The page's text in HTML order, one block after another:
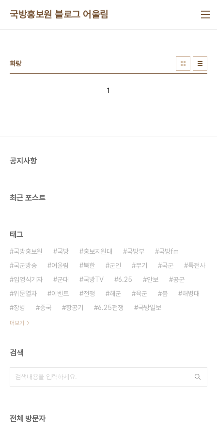
국방홍보원 블로그 어울림
화랑
1
공지사항
최근 포스트
태그
국방홍보원 국방 홍보지원대 국방부
국방fm
국군방송
어울림 북한 군인 무기 국군
특전사
임영식기자
군대 국방TV 6.25 안보
공군
위문열차
이벤트 전쟁 해군 육군 붐
해병대
장병
중국 항공기 6.25전쟁 국방일보
더보기
검색
전체 방문자